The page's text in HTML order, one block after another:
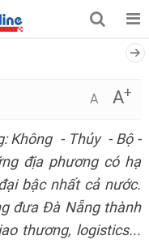
A A+
Không - Thủy - Bộ -
địa phương có hạ
bậc nhất cả nước.
đưa Đà Nẵng thành
thương, logistics...